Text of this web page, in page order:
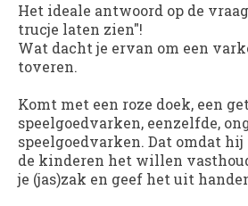
Het ideale antwoord op de
trucje laten zien"!
Wat dacht je ervan om een
toveren.
Komt met een roze doek, een
speelgoedvarken, eenzelfde,
speelgoedvarken. Dat omdat
de kinderen het willen
je (jas)zak en geef het uit